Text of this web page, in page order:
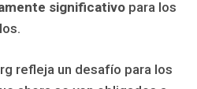
significativo para los
refleja un desafío para los